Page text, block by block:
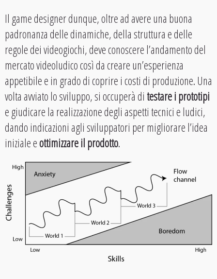
Il game designer dunque, oltre ad avere una buona
padronanza delle dinamiche, della struttura e delle
regole dei videogiochi, deve conoscere l’andamento del
mercato videoludico così da creare un’esperienza
appetibile e in grado di coprire i costi di produzione. Una
volta avviato lo sviluppo, si occuperà ditestare i prototipi
e giudicare la realizzazione degli aspetti tecnici e ludici,
dando indicazioni agli sviluppatori per migliorare l’idea
iniziale eottimizzare il prodotto.